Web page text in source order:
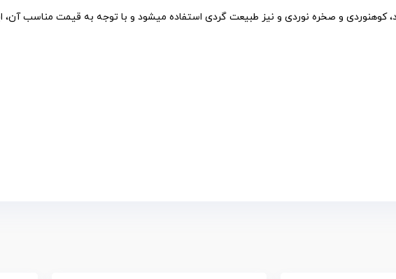
کوهنوردی و صخره نوردی و نیز طبیعت گردی استفاده میشود و با توجه به قیمت مناسب آن،